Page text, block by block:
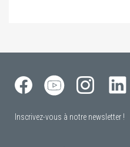
Inscrivez-vous à notre newsletter !